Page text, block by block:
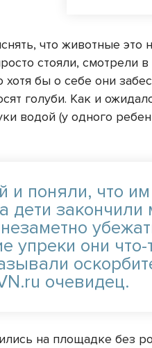
что животные это
стояли, смотрели
бы о себе они
голуби. Как и
водой (у одного
и поняли, что
дети закончили
упреки они что-
очевидец.
на площадке без